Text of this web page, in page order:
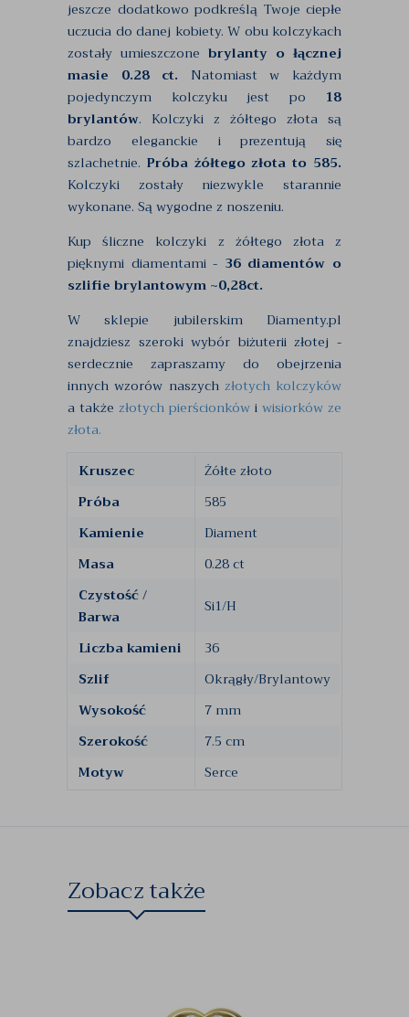
jeszcze dodatkowo podkreślą Twoje ciepłe
uczucia do danej kobiety. W obu kolczykach
zostały umieszczone brylanty o łącznej
masie 0.28 ct. Natomiast w każdym
pojedynczym kolczyku jest po 18
brylantów. Kolczyki z żółtego złota są
bardzo eleganckie i prezentują się
szlachetnie. Próba żółtego złota to 585.
Kolczyki zostały niezwykle starannie
wykonane. Są wygodne z noszeniu.
Kup śliczne kolczyki z żółtego złota z
pięknymi diamentami - 36 diamentów o
szlifie brylantowym ~0,28ct.
W sklepie jubilerskim Diamenty.pl
znajdziesz szeroki wybór biżuterii złotej -
serdecznie zapraszamy do obejrzenia
innych wzorów naszych złotych kolczyków
a także złotych pierścionków i wisiorków ze
złota.
Kruszec
Żółte złoto
Próba
585
Kamienie
Diament
Masa
0.28 ct
Czystość /
Barwa
Si1/H
Liczba kamieni
36
Szlif
Okrągły/Brylantowy
Wysokość
7 mm
Szerokość
7.5 cm
Motyw
Serce
Zobacz także